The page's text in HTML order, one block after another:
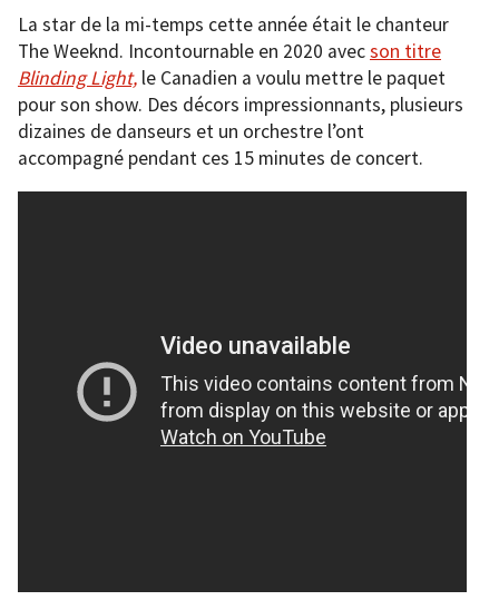
La star de la mi-temps cette année était le chanteur
The Weeknd. Incontournable en 2020 avecson titre
Blinding Light, le Canadien a voulu mettre le paquet
pour son show. Des décors impressionnants, plusieurs
dizaines de danseurs et un orchestre l’ont
accompagné pendant ces 15 minutes de concert.